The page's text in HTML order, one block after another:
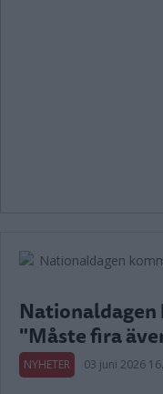
"Måste fira
NYHETER 03 juni 2026